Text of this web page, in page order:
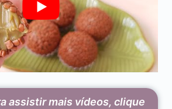
assistir mais vídeos, clique